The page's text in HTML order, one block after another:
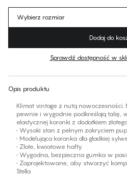
139,99 złCena regularna
Brak sugerowanego rozmiaru dla
Wybierz rozmiar
Dodaj do
Sprawdź dostępność w
Opis produktu
Klimat vintage z nutą nowoczesności.
pewnie i wygodnie podkreślają talię,
elastycznej koronki z dodatkiem
• Wysoki stan z pełnym zakryciem
• Modelująca koronka dla gładkiej
• Złote, kwiatowe hafty
• Wygodna, bezpieczna gumka w
• Zaprojektowane, aby stworzyć
Stella